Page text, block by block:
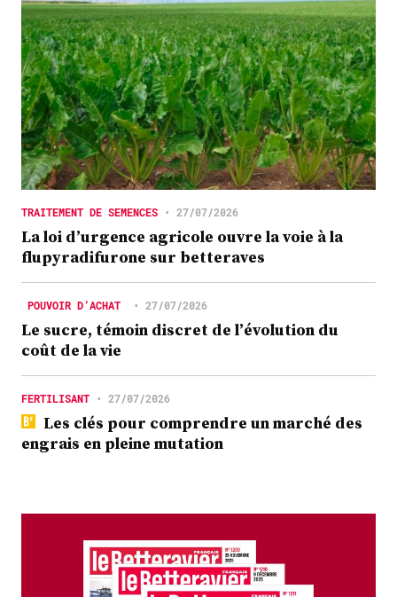
TRAITEMENT DE SEMENCES • 27/07/2026
La loi d’urgence agricole ouvre la voie à la
flupyradifurone sur betteraves
POUVOIR D’ACHAT • 27/07/2026
Le sucre, témoin discret de l’évolution du
coût de la vie
FERTILISANT • 27/07/2026
Les clés pour comprendre un marché des
engrais en pleine mutation